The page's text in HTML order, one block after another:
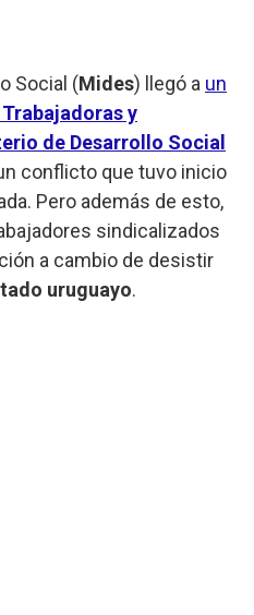
Social (Mides) llegó a un
y
de Desarrollo Social
conflicto que tuvo inicio
Pero además de esto,
sindicalizados
a cambio de desistir
uruguayo.